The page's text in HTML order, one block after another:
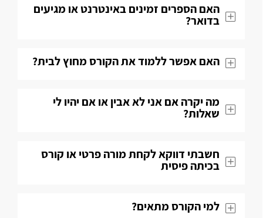
האם הספרים זמינים באינטרנט או מגיעים
בדואר?
האם אפשר ללמוד את הקורס מחוץ לבית?
מה יקרה אם אני לא אבין או אם יהיו לי
שאלות​?
חשבתי דווקא לקחת מורה פרטי או קורס
בכיתה פיסית​
למי הקורס מתאים?